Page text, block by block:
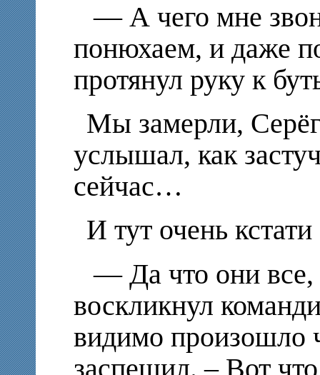
— А чего мне
понюхаем, и даже
протянул руку к
Мы замерли,
услышал, как
сейчас…
И тут очень
— Да что они все,
воскликнул
видимо произошло
заспешил. – Вот